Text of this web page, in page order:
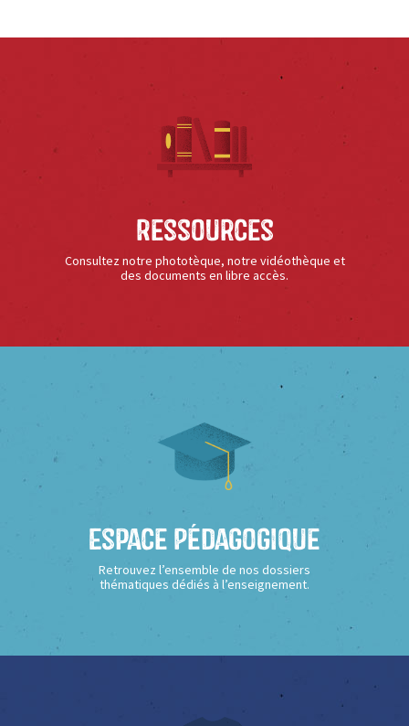
Ressources
Consultez notre phototèque, notre vidéothèque et
des documents en libre accès.
Espace Pédagogique
Retrouvez l’ensemble de nos dossiers
thématiques dédiés à l’enseignement.